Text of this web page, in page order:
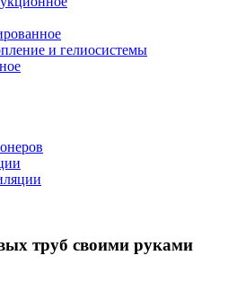
и гелиосистемы
труб своими руками